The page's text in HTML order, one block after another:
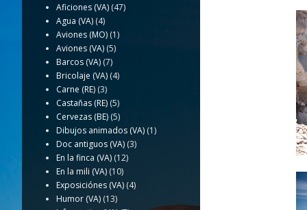
Aficiones (VA) (47)
Agua (VA) (4)
Aviones (MO) (1)
Aviones (VA) (5)
Barcos (VA) (7)
Bricolaje (VA) (4)
Carne (RE) (3)
Castañas (RE) (5)
Cervezas (BE) (5)
Dibujos animados (VA) (1)
Doc antiguos (VA) (3)
En la finca (VA) (12)
En la mili (VA) (10)
Exposiciónes (VA) (4)
Humor (VA) (13)